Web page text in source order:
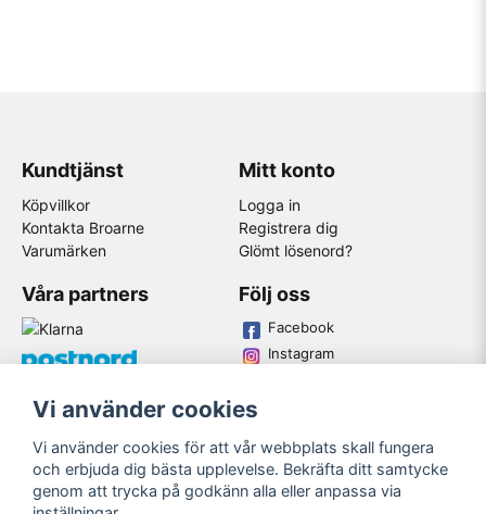
Kundtjänst
Köpvillkor
Kontakta Broarne
Varumärken
Mitt konto
Logga in
Registrera dig
Glömt lösenord?
Våra partners Följ oss
Facebook
Instagram
© Copyright
Vi använder cookies
Vi använder cookies för att vår webbplats skall fungera
och erbjuda dig bästa upplevelse. Bekräfta ditt samtycke
genom att trycka på godkänn alla eller anpassa via